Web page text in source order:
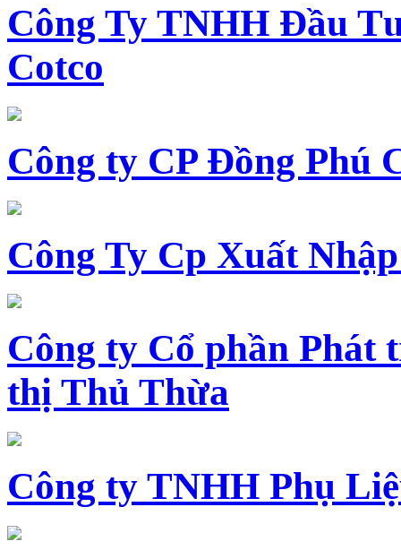
Công Ty TNHH Đầu
Cotco
Công ty CP Đồng Phú
Công Ty Cp Xuất
Công ty Cổ phần Phát
thị Thủ Thừa
Công ty TNHH Phụ